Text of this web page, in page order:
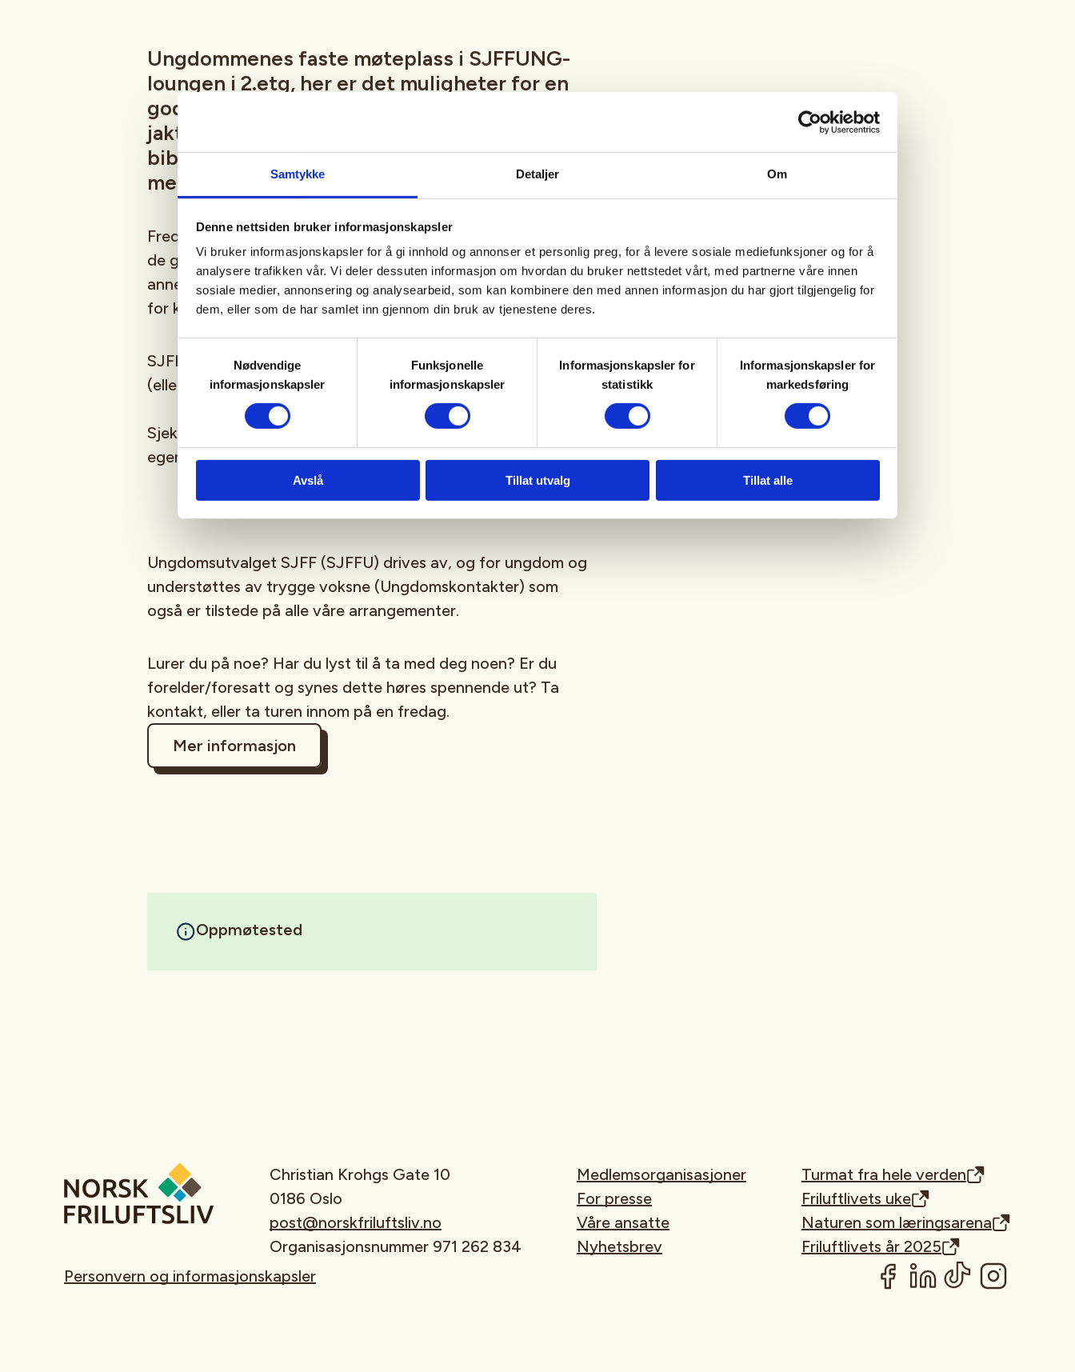
Samtykke Detaljer Om
Denne nettsiden bruker informasjonskapsler
Vi bruker informasjonskapsler for å gi innhold og annonser et personlig preg, for å levere sosiale mediefunksjoner og for å
analysere trafikken vår. Vi deler dessuten informasjon om hvordan du bruker nettstedet vårt, med partnerne våre innen
sosiale medier, annonsering og analysearbeid, som kan kombinere den med annen informasjon du har gjort tilgjengelig for
dem, eller som de har samlet inn gjennom din bruk av tjenestene deres.
Nødvendige
informasjonskapsler
Funksjonelle
informasjonskapsler
Informasjonskapsler for
statistikk
Informasjonskapsler for
markedsføring
Avslå Tillat utvalg Tillat alle
Ungdommenes faste møteplass i SJFFUNG-
loungen i 2.etg, her er det muligheter for en
god prat i godt selskap, luftgeværskyting,
jaktsimulator, biljard, en tur innom utvalgets
bibliotek, Podcast-innspilling og mye, mye
mer
Fredagsmøtene er fast, hver fredag hele året med unntak av
de gangene vi er borte på fisketurer, hytteturer, jakt eller
annet moro, følg med i aktivitetskalender og på sosiale medier
for kommende aktiviteter!
SJFFUNGs arrangementer er rusfrie, og er for deg som er
(eller har lyst til å bli)barn/ungdomsmedlem(opp til 26år)
Sjekk gjerne utSJFFU Facebook
egen
podcastpå din favoritt-streamingplattform.
Ungdomsutvalget SJFF (SJFFU) drives av, og for ungdom og
understøttes av trygge voksne (Ungdomskontakter) som
også er tilstede på alle våre arrangementer.
Lurer du på noe? Har du lyst til å ta med deg noen? Er du
forelder/foresatt og synes dette høres spennende ut? Ta
kontakt, eller ta turen innom på en fredag.
Mer informasjon
Oppmøtested
Christian Krohgs Gate 10
0186 Oslo
post@norskfriluftsliv.no
Organisasjonsnummer 971 262 834
Medlemsorganisasjoner
For presse
Våre ansatte
Nyhetsbrev
Turmat fra hele verden
Friluftlivets uke
Naturen som læringsarena
Friluftlivets år 2025
Personvern og informasjonskapsler